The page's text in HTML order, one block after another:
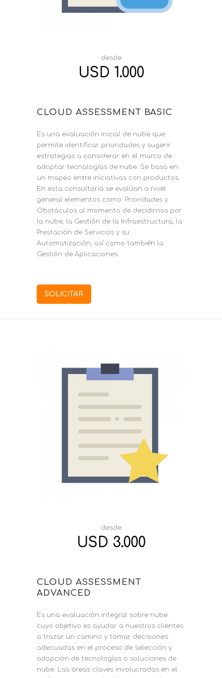
desde
USD 1.000
CLOUD ASSESSMENT BASIC
Es una evaluación inicial de nube que
permite identificar prioridades y sugerir
estrategias a considerar en el marco de
adoptar tecnologías de nube. Se basa en
un mapeo entre iniciativas con productos.
En esta consultoría se evalúan a nivel
general elementos como: Prioridades y
Obstáculos al momento de decidirnos por
la nube, la Gestión de la Infraestructura, la
Prestación de Servicios y su
Automatización, así como también la
Gestión de Aplicaciones.
SOLICITAR
desde
USD 3.000
CLOUD ASSESSMENT
ADVANCED
Es una evaluación integral sobre nube
cuyo objetivo es ayudar a nuestros clientes
a trazar un camino y tomar decisiones
adecuadas en el proceso de selección y
adopción de tecnologías o soluciones de
nube. Las áreas claves involucradas en el